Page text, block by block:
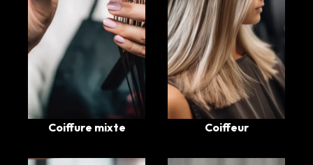
Coiffure mixte Coiffeur